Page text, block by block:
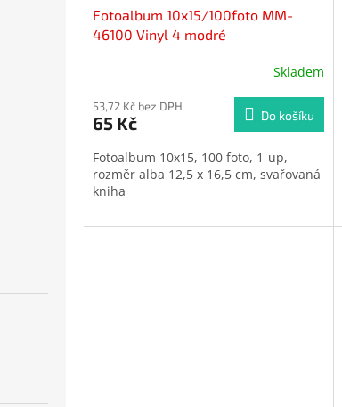
Fotoalbum 10x15/100foto MM-
46100 Vinyl 4 modré
Skladem
53,72 Kč bez DPH
65 Kč Do košíku
Fotoalbum 10x15, 100 foto, 1-up,
rozměr alba 12,5 x 16,5 cm, svařovaná
kniha